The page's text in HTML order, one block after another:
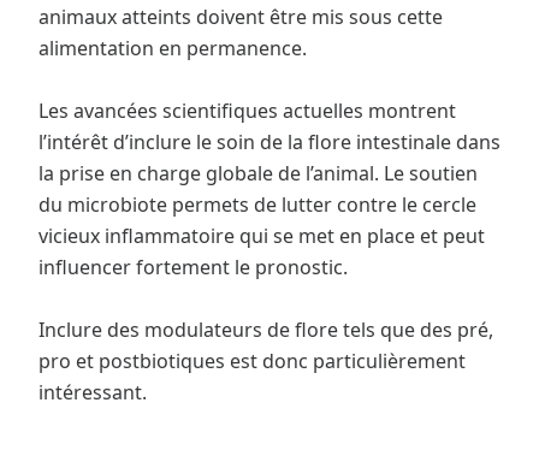
animaux atteints doivent être mis sous cette
alimentation en permanence.
Les avancées scientifiques actuelles montrent
l’intérêt d’inclure le soin de la flore intestinale dans
la prise en charge globale de l’animal. Le soutien
du microbiote permets de lutter contre le cercle
vicieux inflammatoire qui se met en place et peut
influencer fortement le pronostic.
Inclure des modulateurs de flore tels que des pré,
pro et postbiotiques est donc particulièrement
intéressant.